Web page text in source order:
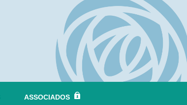
ASSOCIADOS